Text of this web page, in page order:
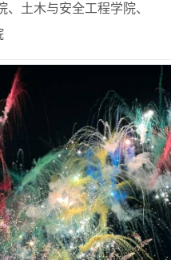
、土木与安全工程学院、